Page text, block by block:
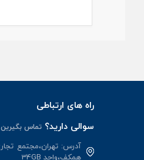
راه های ارتباطی
سوالی دارید؟تماس بگیرین
همکف،واحد 34GB